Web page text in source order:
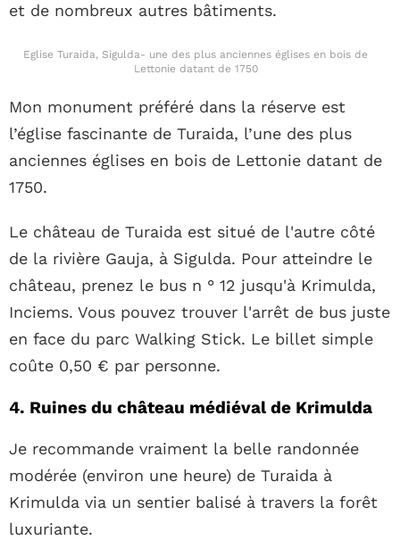
et de nombreux autres bâtiments.
Eglise Turaida, Sigulda- une des plus anciennes églises en bois de
Lettonie datant de 1750
Mon monument préféré dans la réserve est
l’église fascinante de Turaida, l’une des plus
anciennes églises en bois de Lettonie datant de
1750.
Le château de Turaida est situé de l'autre côté
de la rivière Gauja, à Sigulda. Pour atteindre le
château, prenez le bus n ° 12 jusqu'à Krimulda,
Inciems. Vous pouvez trouver l'arrêt de bus juste
en face du parc Walking Stick. Le billet simple
coûte 0,50 € par personne.
4. Ruines du château médiéval de Krimulda
Je recommande vraiment la belle randonnée
modérée (environ une heure) de Turaida à
Krimulda via un sentier balisé à travers la forêt
luxuriante.